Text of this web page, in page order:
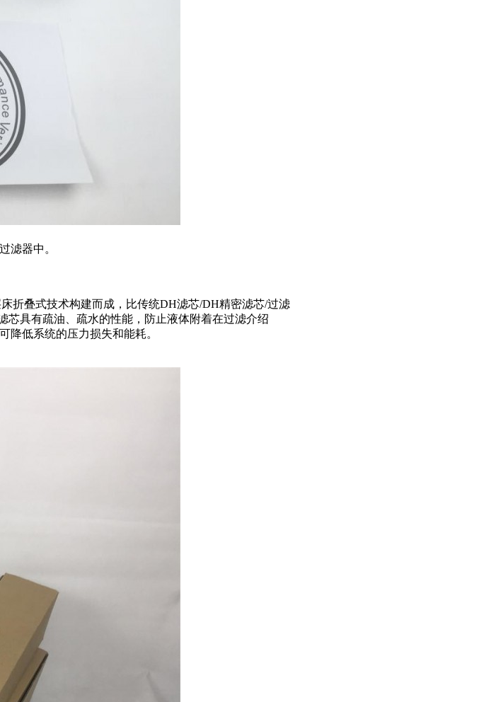
滤器中。
折叠式技术构建而成，比传统DH滤芯/DH精密滤芯/过滤
芯具有疏油、疏水的性能，防止液体附着在过滤介绍
降低系统的压力损失和能耗。